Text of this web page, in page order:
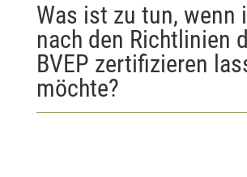
Was ist zu tun, wenn
nach den Richtlinien
BVEP zertifizieren
möchte?